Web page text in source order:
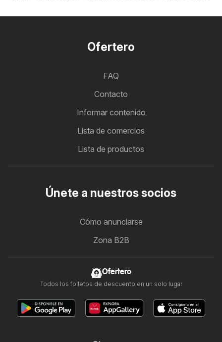
Ofertero
FAQ
Contacto
Informar contenido
Lista de comercios
Lista de productos
Únete a nuestros socios
Cómo anunciarse
Zona B2B
Ofertero
Todos los folletos de descuento en un solo lugar